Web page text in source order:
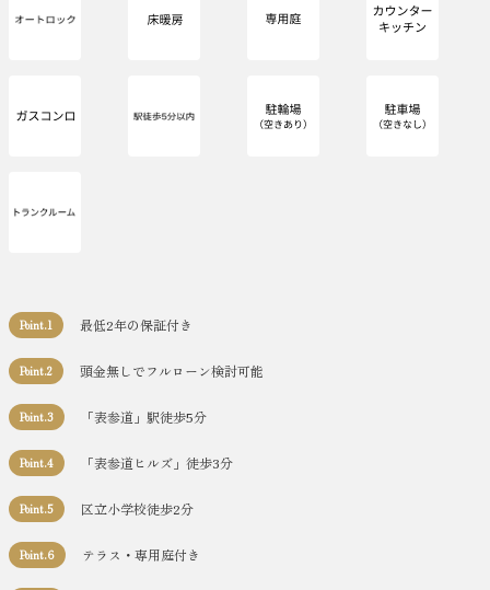
Point.1 最低2年の保証付き
Point.2 頭金無しでフルローン検討可能
Point.3 「表参道」駅徒歩5分
Point.4 「表参道ヒルズ」徒歩3分
Point.5 区立小学校徒歩2分
Point.6 テラス・専用庭付き